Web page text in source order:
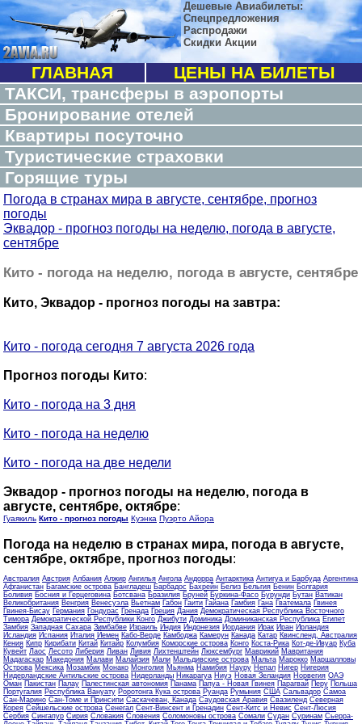
Дешевые Авиабилеты:
Спецпредложения
Распродажи
Скидки Акции
ГЛАВНАЯ
ЦЕНЫ НА БИЛЕТЫ
ТАКСИ, трансферы в аэропорты
Бронирование отелей
Квартиры посуточно
Туристические страховки
Горящие туры
Погода в странах мира в августе, сентябре, прогноз
погоды
Эквадор - прогноз погоды на неделю, погода в августе,
сентябре
Кито - погода на неделю, погода в августе, сентябре
Кито, Эквадор - прогноз погоды на завтра:
Кито - погода сегодня 7 августа 2026 года
Прогноз погоды Кито:
Кито - погода на 3 дня
Кито - погода на неделю
Кито - погода на две недели
Эквадор - прогноз погоды на неделю, погода в
августе, сентябре, октябре:
Гуаякиль Кито - прогноз погоды Куэнка Пуэрто Айора
Погода на неделю в странах мира, погода в августе,
сентябре, октябре, прогноз погоды:
Австралия Австрия Албания Алжир Ангилья Ангола Андорра Антарктика Антигуа и Барбуда Аргентина
Афганистан Багамские острова Бангладеш Барбадос Бахрейн Белиз Бельгия Бенин Болгария
Боливия Босния и Герцеговина Ботсвана Бразилия Бруней Буркина-Фасо Бурунди Бутан Ватикан
Великобритания Венгрия Венесуэла Вьетнам Габон Гаити Гайана Гамбия Гана Гватемала Гвинея
Гвинея-Бисау Германия Гондурас Гренада Греция Дания Демократическая Республика Восточного
Тимора Демократической Республики Конго Джибути Доминика Доминиканская Республика Египет
Замбия Западная Сахара Зимбабве Израиль Индия Индонезия Иордания Ирак Иран Ирландия
Исландия Испания Италия Йемен Кабо-Верде Камбоджа Камерун Канада Катар Квинсленд, Австралия
Кения Кипр Кирибати Китай Китайр Колумбия Коморские острова Конго Коста-Рика Кот-де-Ивуар Куба
Кувейт Лаос Лесото Либерия Ливан Ливия Лихтенштейн Люксембург Маврикий Мавритания
Мадагаскар Македония Малави Малайзия Мали Мальдивские острова Мальта Марокко Маршалловы
Острова Мексика Мозамбик Монако Монголия Мьянма Намибия Науру Непал Нигер Нигерия
Нидерландские Антильские острова Нидерланды Никарагуа Ниуэ Новая Зеландия Норвегия ОАЭ
Оман Пакистан Палау Палестинская автономия Панама Папуа - Новая Гвинея Парагвай Перу Польша
Португалия Республика Вануату Роротонга Кука острова Руанда Румыния США Сальвадор Самоа
Сан-Марино Сан-Томе и Принсипи Саскачеван, Канада Саудовская Аравия Свазиленд Северная
Корея Сейшельские острова Сенегал Сент-Винсент и Гренадин Сент-Китс и Невис Сент-Люсия
Сербия Сингапур Сирия Словакия Словения Соломоновы острова Сомали Судан Суринам Сьерра-